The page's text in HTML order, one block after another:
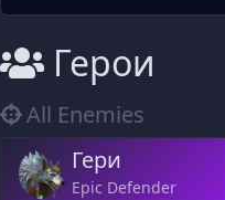
Герои
All Enemies
Гери
Epic Defender